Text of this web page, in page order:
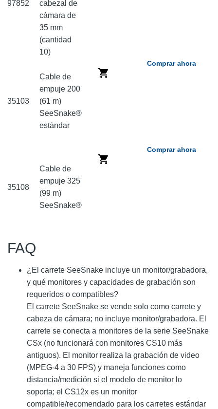
97852
cabezal de
cámara de
35 mm
(cantidad
10)
35103
Cable de
empuje 200'
(61 m)
SeeSnake®
estándar
Comprar ahora
35108
Cable de
empuje 325'
(99 m)
SeeSnake®
Comprar ahora
FAQ
¿El carrete SeeSnake incluye un monitor/grabadora,
y qué monitores y capacidades de grabación son
requeridos o compatibles?
El carrete SeeSnake se vende solo como carrete y
cabeza de cámara; no incluye monitor/grabadora. El
carrete se conecta a monitores de la serie SeeSnake
CSx (no funcionará con monitores CS10 más
antiguos). El monitor realiza la grabación de video
(MPEG‑4 a 30 FPS) y maneja funciones como
distancia/medición si el modelo de monitor lo
soporta; el CS12x es un monitor
compatible/recomendado para los carretes estándar